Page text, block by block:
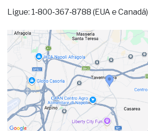
Ligue: 1‑800‑367‑8788 (EUA e Canadá)